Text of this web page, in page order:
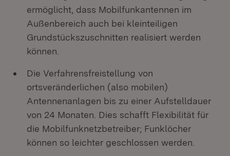
ermöglicht, dass Mobilfunkantennen im
Außenbereich auch bei kleinteiligen
Grundstückszuschnitten realisiert werden
können.
Die Verfahrensfreistellung von
ortsveränderlichen (also mobilen)
Antennenanlagen bis zu einer Aufstelldauer
von 24 Monaten. Dies schafft Flexibilität für
die Mobilfunknetzbetreiber; Funklöcher
können so leichter geschlossen werden.